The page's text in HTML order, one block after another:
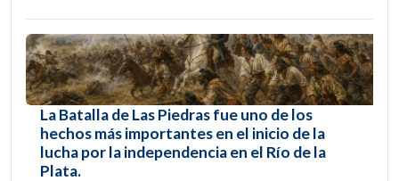
La Batalla de Las Piedras fue uno de los
hechos más importantes en el inicio de la
lucha por la independencia en el Río de la
Plata.